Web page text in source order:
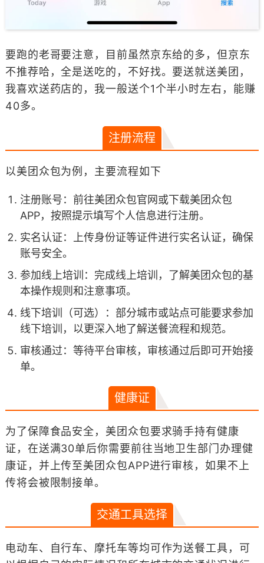
要跑的老哥要注意，目前虽然京东给的多，但京东
不推荐哈，全是送吃的，不好找。要送就送美团，
我喜欢送药店的，我一般送个1个半小时左右，能赚
40多。
注册流程
以美团众包为例，主要流程如下
注册账号：前往美团众包官网或下载美团众包
APP，按照提示填写个人信息进行注册。
实名认证：上传身份证等证件进行实名认证，确保
账号安全。
参加线上培训：完成线上培训，了解美团众包的基
本操作规则和注意事项。
线下培训（可选）：部分城市或站点可能要求参加
线下培训，以更深入地了解送餐流程和规范。
审核通过：等待平台审核，审核通过后即可开始接
单。
健康证
为了保障食品安全，美团众包要求骑手持有健康
证，在送满30单后你需要前往当地卫生部门办理健
康证，并上传至美团众包APP进行审核，如果不上
传将会被限制接单。
交通工具选择
电动车、自行车、摩托车等均可作为送餐工具，可